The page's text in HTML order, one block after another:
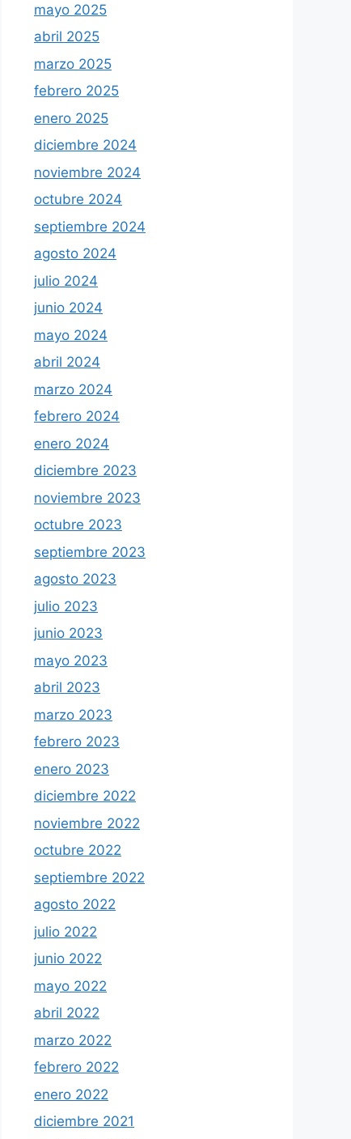
mayo 2025
abril 2025
marzo 2025
febrero 2025
enero 2025
diciembre 2024
noviembre 2024
octubre 2024
septiembre 2024
agosto 2024
julio 2024
junio 2024
mayo 2024
abril 2024
marzo 2024
febrero 2024
enero 2024
diciembre 2023
noviembre 2023
octubre 2023
septiembre 2023
agosto 2023
julio 2023
junio 2023
mayo 2023
abril 2023
marzo 2023
febrero 2023
enero 2023
diciembre 2022
noviembre 2022
octubre 2022
septiembre 2022
agosto 2022
julio 2022
junio 2022
mayo 2022
abril 2022
marzo 2022
febrero 2022
enero 2022
diciembre 2021